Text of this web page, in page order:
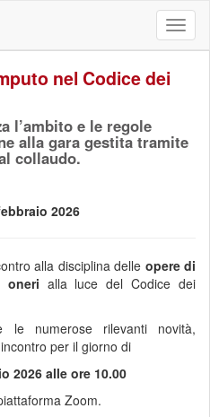
nel Codice dei
l’ambito e le regole
alla gara gestita tramite
collaudo.
2026
alla disciplina delle opere di
oneri alla luce del Codice dei
le numerose rilevanti novità,
per il giorno di
2026 alle ore 10.00
Zoom.